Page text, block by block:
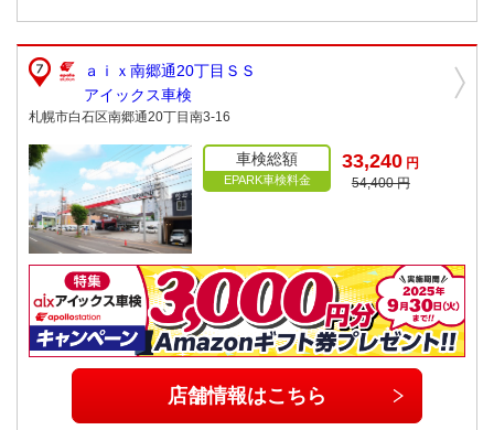
ａｉｘ南郷通20丁目ＳＳ
アイックス車検
札幌市白石区南郷通20丁目南3-16
車検総額
EPARK車検料金
33,240 円
54,400 円
店舗情報はこちら